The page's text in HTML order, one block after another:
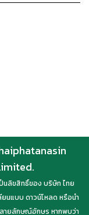
นลิขสิทธิ์ของ บริษัท ไทย
นแบบ ดาวน์โหลด หรือนำ
ายลักษณ์อักษร หากพบว่า